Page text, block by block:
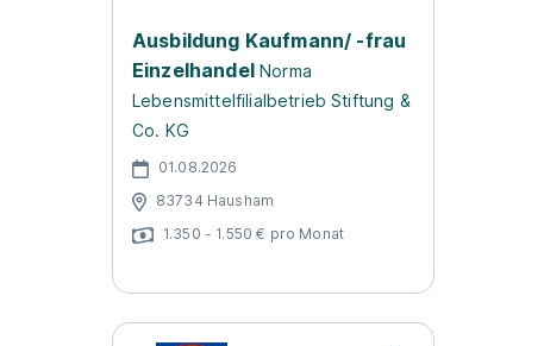
Ausbildung Kaufmann/ -frau
Einzelhandel Norma
Lebensmittelfilialbetrieb Stiftung &
Co. KG
01.08.2026
83734 Hausham
1.350 - 1.550 € pro Monat